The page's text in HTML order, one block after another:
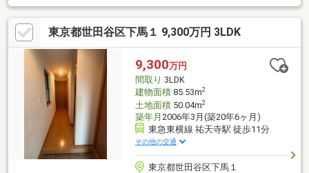
4LDKへの変更も検討可能な自由度の高い住まいです。≪弊社ラン
ディックス桜新町本店は創業50年≫世田谷区・目黒区・大田区・
品川区・渋谷区・港区をはじめとした城南エリア、新宿区・文京
区・豊島区・杉並区・中野区・台東区等、都内の人気の住宅地の
不動産情報に特化し、桜新町・自由が丘・目黒の3拠点にて営業さ
せて頂いております。お気軽にお問い合わせくださいませ。
東京都世田谷区下馬１ 9,300万円 3LDK
9,300万円
間取り 3LDK
建物面積85.53m2
土地面積50.04m2
築年月 2006年3月(築20年6ヶ月)
東急東横線 祐天寺駅 徒歩11分
その他の交通
東京都世田谷区下馬１